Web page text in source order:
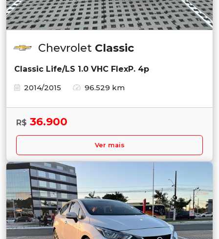
Chevrolet Classic
Classic Life/LS 1.0 VHC FlexP. 4p
2014/2015
96.529 km
R$ 36.900
Ver mais